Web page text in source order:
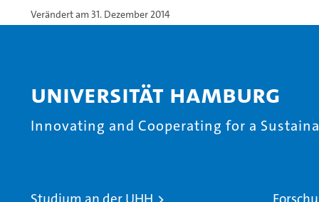
Verändert am 31. Dezember 2014
Universität Hamburg
Innovating and Cooperating for a